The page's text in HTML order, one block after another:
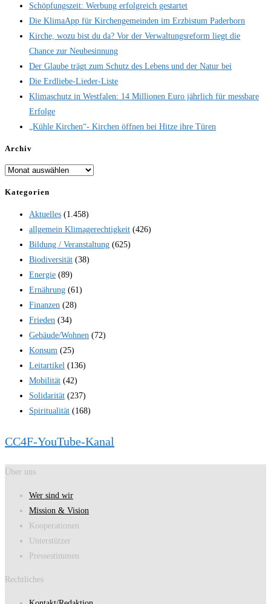
Schöpfungszeit: Werbung erfolgreich gestartet
Die KlimaApp für Kirchengemeinden im Erzbistum Paderborn
Kirche, wozu bist du da? Vor der Verwaltungsreform liegt die
Chance zur Neubesinnung
Der Glaube trägt zum Schutz des Lebens und der Natur bei
Die Erdliebe-Lieder-Liste
Klimaschutz in Westfalen: 14 Millionen Euro jährlich für messbare
Erfolge
„Kühle Kirchen“- Kirchen öffnen bei Hitze ihre Türen
Archiv
Archiv
Kategorien
Aktuelles (1.458)
allgemein Klimagerechtigkeit (426)
Bildung / Veranstaltung (625)
Biodiversität (38)
Energie (89)
Ernährung (61)
Finanzen (28)
Frieden (34)
Gebäude/Wohnen (72)
Konsum (25)
Leitartikel (136)
Mobilität (42)
Solidarität (237)
Spiritualität (168)
CC4F-YouTube-Kanal
Über uns
Wer sind wir
Mission & Vision
Kooperationen
Unterstützer
Pressestimmen
Rechtliches